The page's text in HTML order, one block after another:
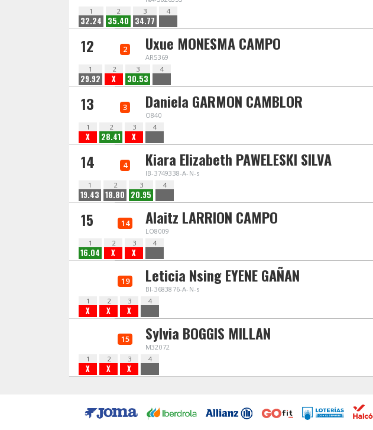
1
32.24
2
35.40
3
34.77
4
12 2 Uxue MONESMA CAMPO
AR5369
1
29.92
2
X
3
30.53
4
13 3 Daniela GARMON CAMBLOR
O840
1
X
2
28.41
3
X
4
14 4 Kiara Elizabeth PAWELESKI SILVA
IB-3749338-A-N-s
1
19.43
2
18.80
3
20.95
4
15 14 Alaitz LARRION CAMPO
LO8009
1
16.04
2
X
3
X
4
19 Leticia Nsing EYENE GAÑAN
BI-3683876-A-N-s
1
X
2
X
3
X
4
15 Sylvia BOGGIS MILLAN
M32072
1
X
2
X
3
X
4